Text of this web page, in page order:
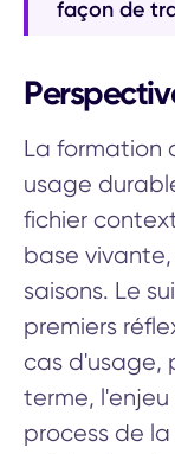
façon de
La formation
usage
fichier
base
saisons. Le
premiers
cas d'usage,
terme,
process de